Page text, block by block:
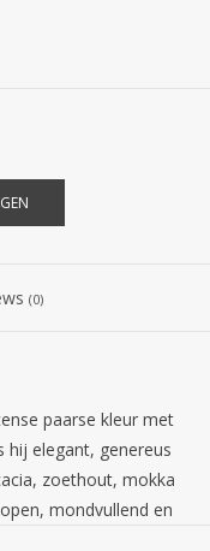
(0)
paarse kleur met
hij elegant, genereus
zoethout, mokka
mondvullend en